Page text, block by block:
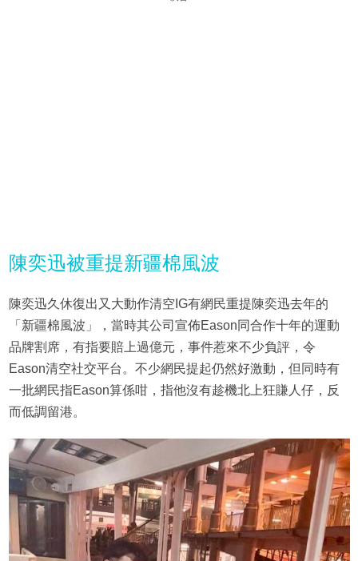
陳奕迅被重提新疆棉風波
陳奕迅久休復出又大動作清空IG有網民重提陳奕迅去年的
「新疆棉風波」，當時其公司宣佈Eason同合作十年的運動
品牌割席，有指要賠上過億元，事件惹來不少負評，令
Eason清空社交平台。不少網民提起仍然好激動，但同時有
一批網民指Eason算係咁，指他沒有趁機北上狂賺人仔，反
而低調留港。